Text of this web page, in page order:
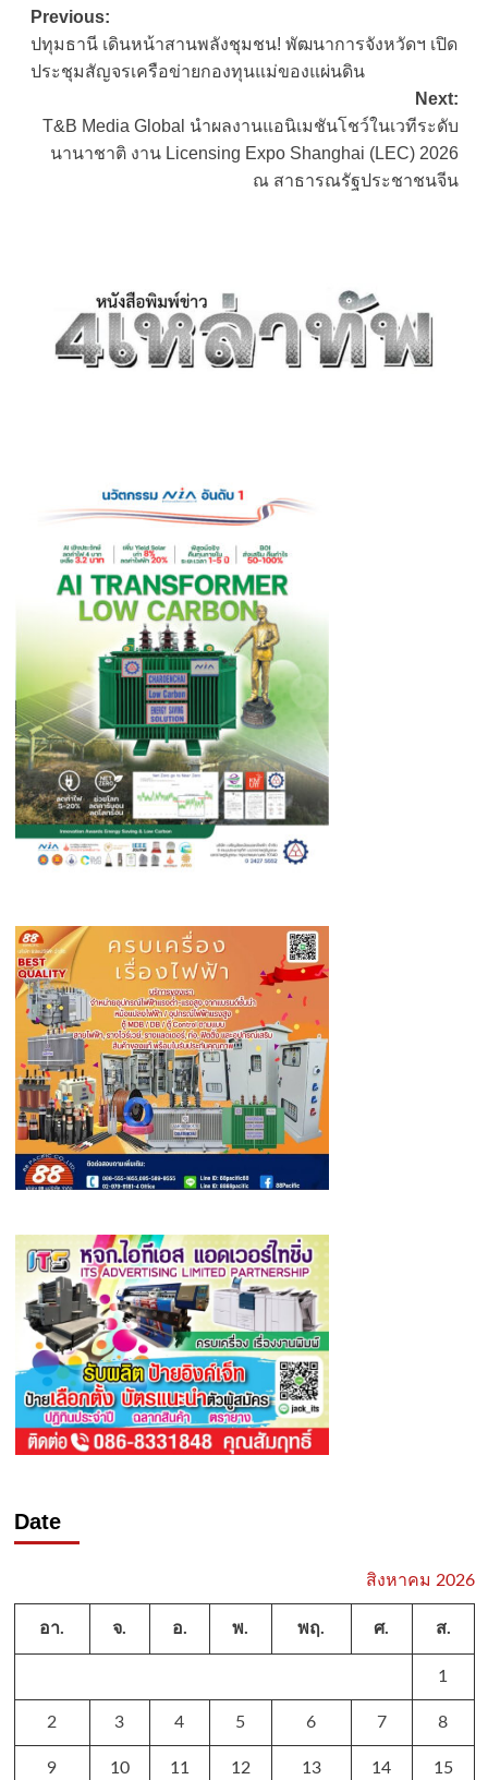
Post
navigation
Previous:
ปทุมธานี เดินหน้าสานพลังชุมชน! พัฒนาการจังหวัดฯ เปิด
ประชุมสัญจรเครือข่ายกองทุนแม่ของแผ่นดิน
Next:
T&B Media Global นำผลงานแอนิเมชันโชว์ในเวทีระดับ
นานาชาติ งาน Licensing Expo Shanghai (LEC) 2026
ณ สาธารณรัฐประชาชนจีน
Date
สิงหาคม 2026
อา. จ. อ. พ. พฤ. ศ. ส.
1
2 3 4 5 6 7 8
9 10 11 12 13 14 15